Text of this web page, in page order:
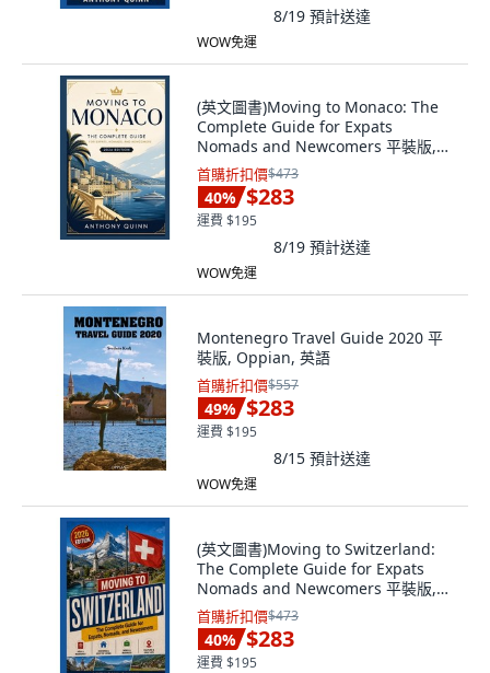
8/19 預計送達
WOW免運
(英文圖書)Moving to Monaco: The
Complete Guide for Expats
Nomads and Newcomers 平裝版,
Independently Published, 英文
首購折扣價$473
40% $283
運費 $195
8/19 預計送達
WOW免運
Montenegro Travel Guide 2020 平
裝版, Oppian, 英語
首購折扣價$557
49% $283
運費 $195
8/15 預計送達
WOW免運
(英文圖書)Moving to Switzerland:
The Complete Guide for Expats
Nomads and Newcomers 平裝版,
Independently Published, 英文
首購折扣價$473
40% $283
運費 $195